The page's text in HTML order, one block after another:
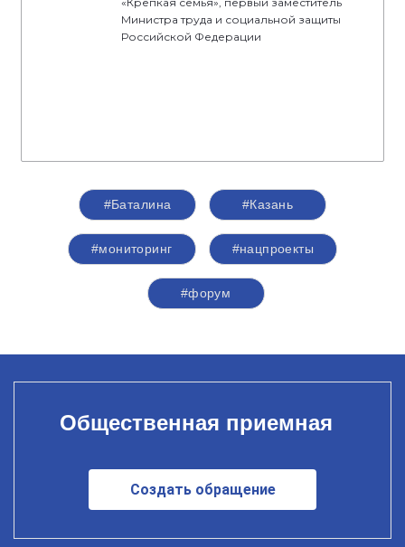
Министра труда и социальной защиты
Российской Федерации
#Баталина #Казань
#мониторинг #нацпроекты
#форум
Общественная приемная
Создать обращение